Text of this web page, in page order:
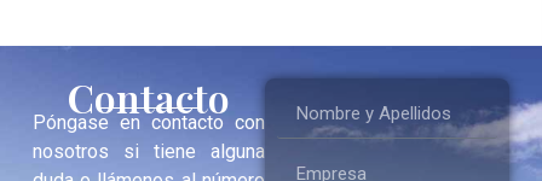
Contacto
Póngase en contacto con
nosotros si tiene alguna